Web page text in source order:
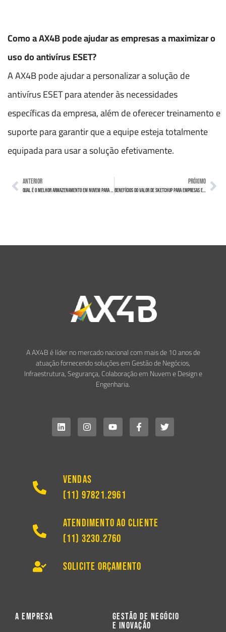
Como a AX4B pode ajudar as empresas a maximizar o
uso do antivírus ESET?
A AX4B pode ajudar a personalizar a solução de
antivírus ESET para atender às necessidades
específicas da empresa, além de oferecer treinamento e
suporte para garantir que a equipe esteja totalmente
equipada para usar a solução efetivamente.
ANTERIOR
Qual é o melhor Armazenamento em Nuvem para a sua empresa?
PRÓXIMO
Benefícios do Valor de SketchUp para Empresas em Projetos de Design
A AX4B é líder no mercado nacional com mais de 10 anos de
atuação fornecendo soluções em Gestão de Negócios,
Infraestrutura, Segurança, Colaboração em Nuvem e Design e
Engenharia.
Vendas
(11) 97821.2961
Atendimento ao Cliente
(11) 3230.2760
Solicite Orçamento
A Empresa
Gestão de Negócio
e Inovação